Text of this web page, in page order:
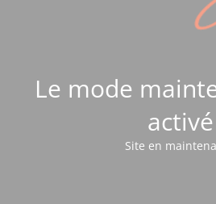
Le mode
activé
Site en